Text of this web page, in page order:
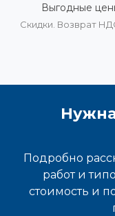
Выгодные
Скидки. Возврат
Подробно
работ и
стоимость и